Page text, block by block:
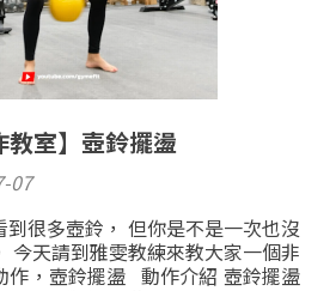
教室】壺鈴擺盪
07
很多壺鈴， 但你是不是一次也沒
今天請到雅雯教練來教大家一個非
作，壺鈴擺盪 動作介紹 壺鈴擺盪